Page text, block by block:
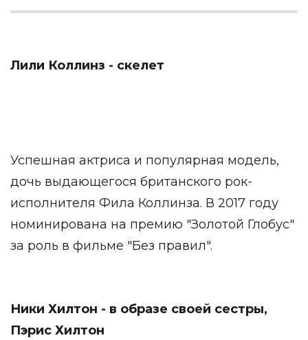
Лили Коллинз - скелет
Успешная актриса и популярная модель,
дочь выдающегося британского рок-
исполнителя Фила Коллинза. В 2017 году
номинирована на премию "Золотой Глобус"
за роль в фильме "Без правил".
Ники Хилтон - в образе своей сестры,
Пэрис Хилтон